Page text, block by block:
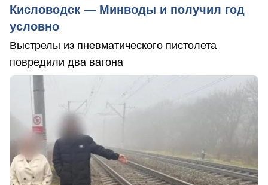
Кисловодск — Минводы и получил год
условно
Выстрелы из пневматического пистолета
повредили два вагона